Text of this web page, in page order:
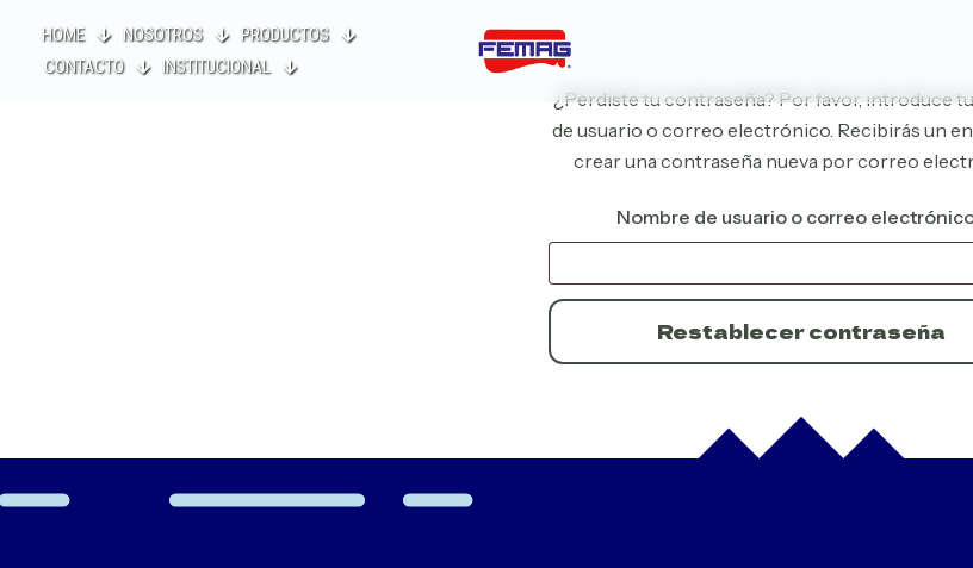
HOME NOSOTROS
PRODUCTOS
CONTACTO
INSTITUCIONAL
¿Perdiste tu contraseña? Por favor, introduce
de usuario o correo electrónico. Recibirás un
crear una contraseña nueva por correo
Nombre de usuario o correo
Restablecer contraseña